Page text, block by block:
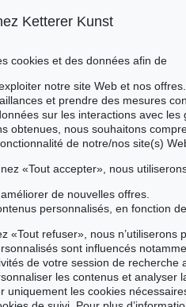
Ketterer Kunst
cookies et des données afin de
notre site Web et nos offres.
et prendre des mesures
sur les interactions avec
obtenues, nous souhaitons
de notre/nos site(s)
«Tout accepter», nous
de nouvelles offres.
personnalisés, en fonction
«Tout refuser», nous
sont influencés
de votre session de
les contenus et analyser
uniquement les cookies